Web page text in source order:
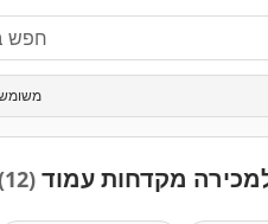
מקדחות עמוד (12)